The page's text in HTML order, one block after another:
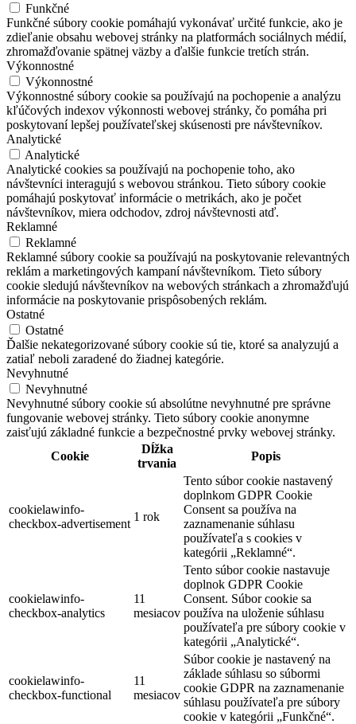
Funkčné
Funkčné súbory cookie pomáhajú vykonávať určité funkcie, ako je
zdieľanie obsahu webovej stránky na platformách sociálnych médií,
zhromažďovanie spätnej väzby a ďalšie funkcie tretích strán.
Výkonnostné
Výkonnostné
Výkonnostné súbory cookie sa používajú na pochopenie a analýzu
kľúčových indexov výkonnosti webovej stránky, čo pomáha pri
poskytovaní lepšej používateľskej skúsenosti pre návštevníkov.
Analytické
Analytické
Analytické cookies sa používajú na pochopenie toho, ako
návštevníci interagujú s webovou stránkou. Tieto súbory cookie
pomáhajú poskytovať informácie o metrikách, ako je počet
návštevníkov, miera odchodov, zdroj návštevnosti atď.
Reklamné
Reklamné
Reklamné súbory cookie sa používajú na poskytovanie relevantných
reklám a marketingových kampaní návštevníkom. Tieto súbory
cookie sledujú návštevníkov na webových stránkach a zhromažďujú
informácie na poskytovanie prispôsobených reklám.
Ostatné
Ostatné
Ďalšie nekategorizované súbory cookie sú tie, ktoré sa analyzujú a
zatiaľ neboli zaradené do žiadnej kategórie.
Nevyhnutné
Nevyhnutné
Nevyhnutné súbory cookie sú absolútne nevyhnutné pre správne
fungovanie webovej stránky. Tieto súbory cookie anonymne
zaisťujú základné funkcie a bezpečnostné prvky webovej stránky.
Cookie
Dĺžka
trvania
Popis
cookielawinfo-
checkbox-advertisement
1 rok
Tento súbor cookie nastavený
doplnkom GDPR Cookie
Consent sa používa na
zaznamenanie súhlasu
používateľa s cookies v
kategórii „Reklamné“.
cookielawinfo-
checkbox-analytics
11
mesiacov
Tento súbor cookie nastavuje
doplnok GDPR Cookie
Consent. Súbor cookie sa
používa na uloženie súhlasu
používateľa pre súbory cookie v
kategórii „Analytické“.
cookielawinfo-
checkbox-functional
11
mesiacov
Súbor cookie je nastavený na
základe súhlasu so súbormi
cookie GDPR na zaznamenanie
súhlasu používateľa pre súbory
cookie v kategórii „Funkčné“.